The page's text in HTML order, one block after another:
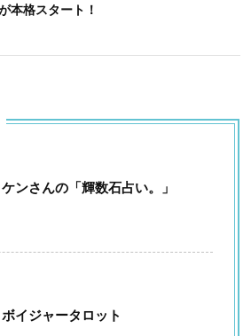
本格スタート！
ケンさんの「輝数石占い。」
ボイジャータロット